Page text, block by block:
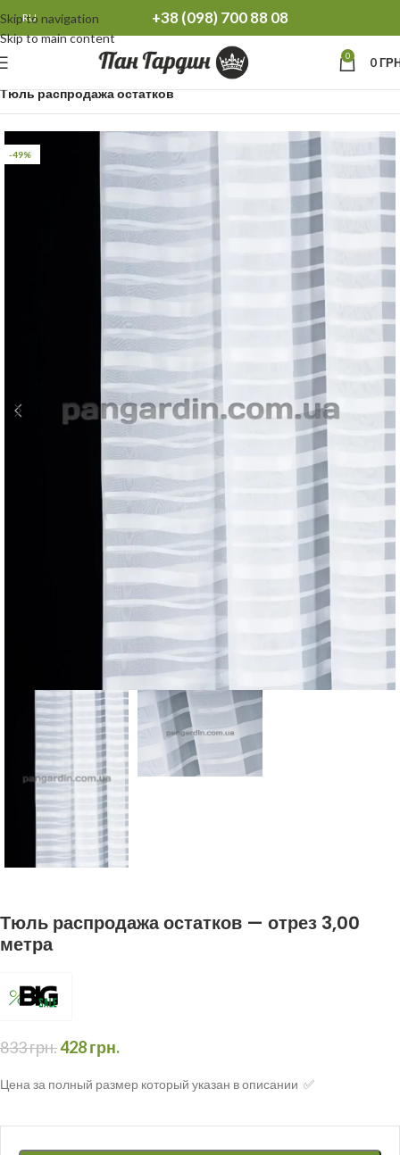
Skip to navigation
Skip to main content
RU +38 (098) 700 88 08
0 0
Главная
Распродажа остатков Тюль Шторы
Тюль распродажа остатков
-49%
Тюль распродажа остатков — отрез 3,00
метра
833грн.428грн.
Цена за полный размер который указан в описании ✅